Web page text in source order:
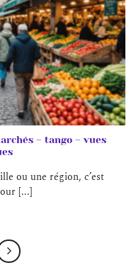
– tango – vues
ou une région, c’est
[...]